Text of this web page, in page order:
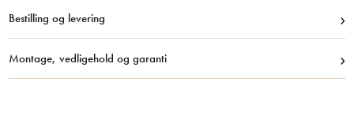
Bestilling og levering ›
Montage, vedligehold og garanti ›